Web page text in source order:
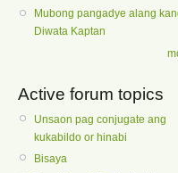
Mubong pangadye alang
Diwata Kaptan
Active forum topics
Unsaon pag conjugate ang
kukabildo or hinabi
Bisaya